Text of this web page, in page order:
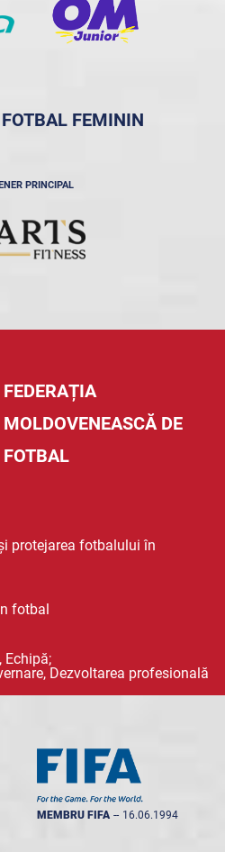
FEMININ
PRINCIPAL
FEDERAȚIA
MOLDOVENEASCĂ DE
FOTBAL
protejarea fotbalului în
fotbal
Echipă;
Dezvoltarea profesională
MEMBRU FIFA -- 16.06.1994